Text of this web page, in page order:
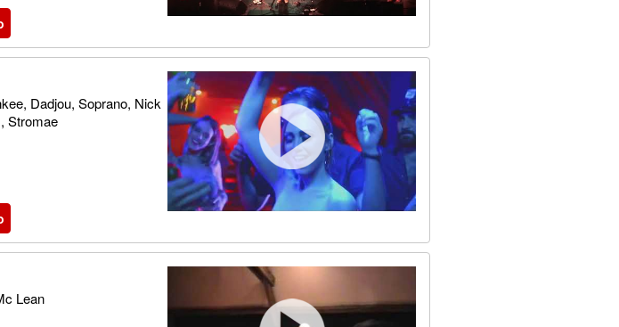
Dadjou, Soprano, Nick
Stromae
Lean